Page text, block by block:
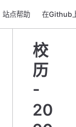
站点帮助 在Github
校
历
-
20